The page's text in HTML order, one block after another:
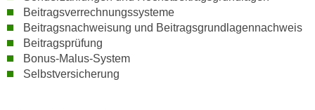
Beitragsverrechnungssysteme
Beitragsnachweisung und Beitragsgrundlagennachweis
Beitragsprüfung
Bonus-Malus-System
Selbstversicherung
o
k
i
e
s